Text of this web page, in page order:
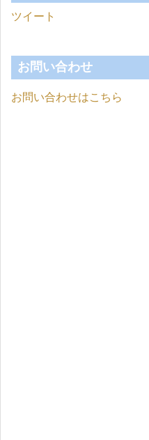
ツイート
お問い合わせ
お問い合わせはこちら